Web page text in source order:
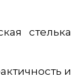
стелька
и